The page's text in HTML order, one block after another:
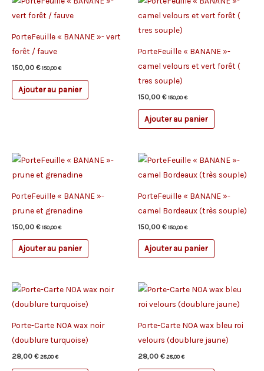
PorteFeuille « BANANE »- vert
forêt / fauve
150,00 € 150,00€
Ajouter au panier
PorteFeuille « BANANE »-
camel velours et vert forêt (
tres souple)
150,00 € 150,00€
Ajouter au panier
PorteFeuille « BANANE »-
prune et grenadine
150,00 € 150,00€
Ajouter au panier
PorteFeuille « BANANE »-
camel Bordeaux (très souple)
150,00 € 150,00€
Ajouter au panier
Porte-Carte NOA wax noir
(doublure turquoise)
28,00 € 28,00€
Porte-Carte NOA wax bleu roi
velours (doublure jaune)
28,00 € 28,00€